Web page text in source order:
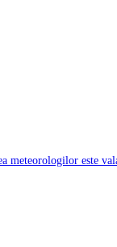
meteorologilor este